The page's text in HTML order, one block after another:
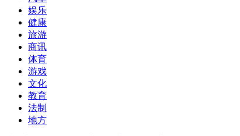
娱乐
健康
旅游
商讯
体育
游戏
文化
教育
法制
地方